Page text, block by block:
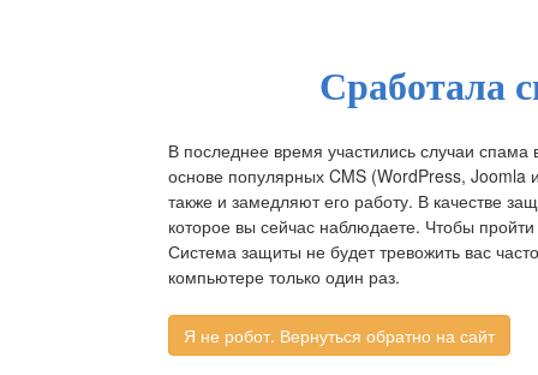
Сработала
В последнее время участились случаи
основе популярных CMS (WordPress, Joomla
также и замедляют его работу. В качестве
которое вы сейчас наблюдаете. Чтобы
Система защиты не будет тревожить вас
компьютере только один раз.